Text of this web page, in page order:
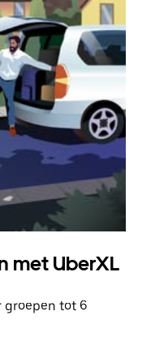
met UberXL
groepen tot 6